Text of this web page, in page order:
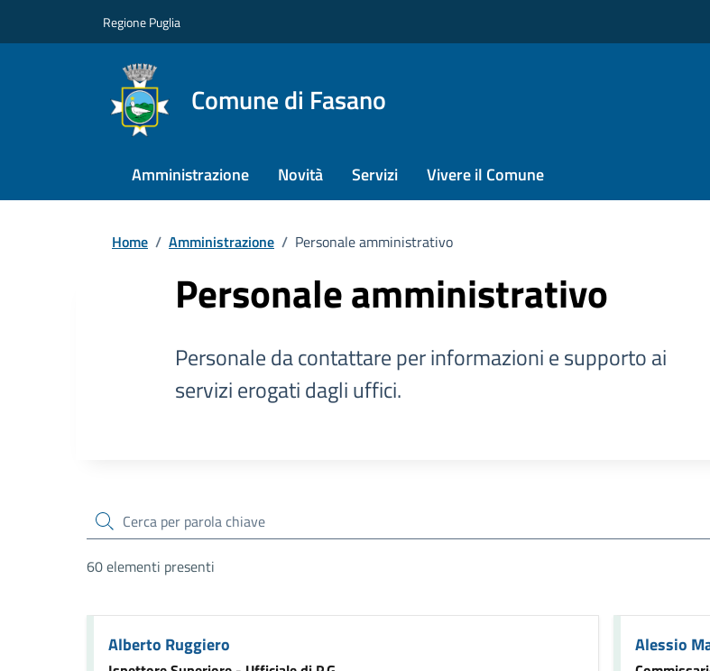
Regione Puglia
Comune di Fasano
Amministrazione Novità Servizi Vivere il Comune
Home / Amministrazione / Personale amministrativo
Personale amministrativo
Personale da contattare per informazioni e supporto ai
servizi erogati dagli uffici.
cerca
60 elementi presenti
Alberto Ruggiero Alessio